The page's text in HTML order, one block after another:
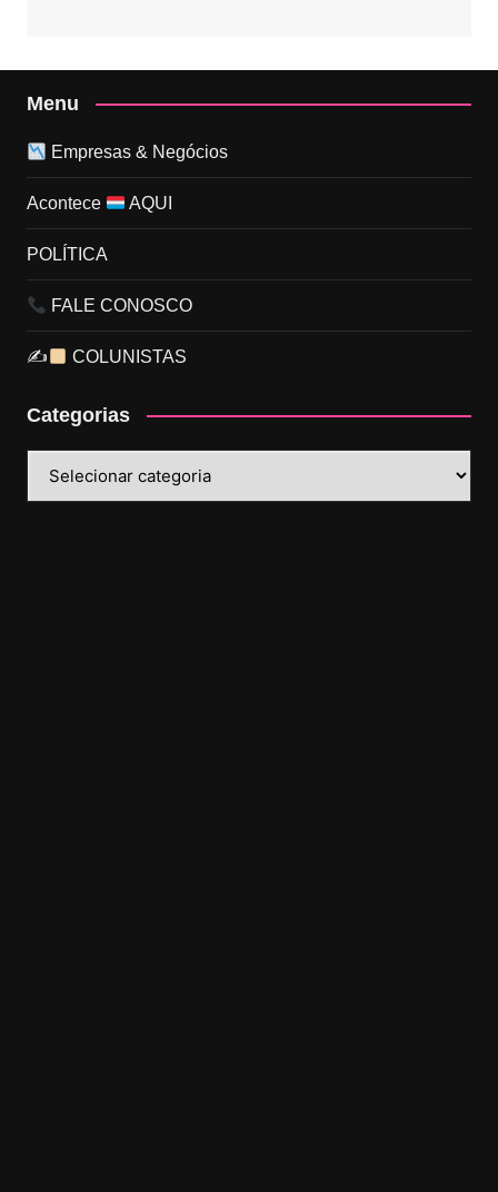
Menu
Empresas & Negócios
Acontece AQUI
POLÍTICA
FALE CONOSCO
✍ COLUNISTAS
Categorias